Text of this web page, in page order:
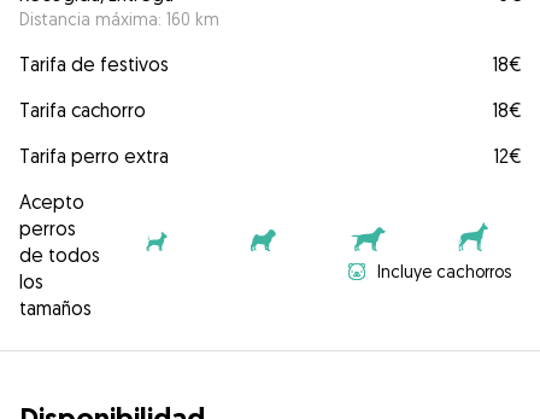
Distancia máxima: 160 km
Tarifa de festivos
18€
Tarifa cachorro
18€
Tarifa perro extra
12€
Acepto
perros
de todos
los
tamaños
Incluye cachorros